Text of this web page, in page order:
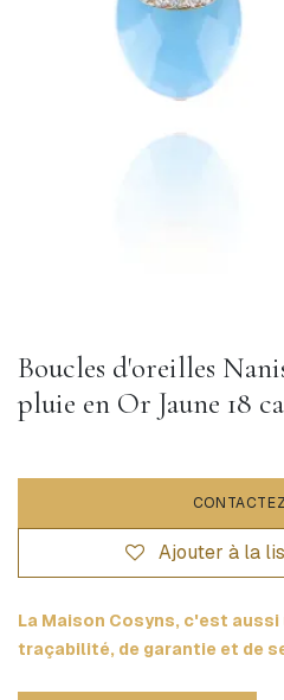
Boucles d'oreilles
pluie en Or Jaune 18
Ajouter à la
La Maison Cosyns, c'est aussi
traçabilité, de garantie et de